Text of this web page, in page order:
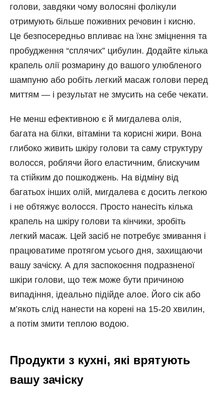
голови, завдяки чому волосяні фолікули
отримують більше поживних речовин і кисню.
Це безпосередньо впливає на їхнє зміцнення та
пробудження “сплячих” цибулин. Додайте кілька
крапель олії розмарину до вашого улюбленого
шампуню або робіть легкий масаж голови перед
миттям — і результат не змусить на себе чекати.
Не менш ефективною є й мигдалева олія,
багата на білки, вітаміни та корисні жири. Вона
глибоко живить шкіру голови та саму структуру
волосся, роблячи його еластичним, блискучим
та стійким до пошкоджень. На відміну від
багатьох інших олій, мигдалева є досить легкою
і не обтяжує волосся. Просто нанесіть кілька
крапель на шкіру голови та кінчики, зробіть
легкий масаж. Цей засіб не потребує змивання і
працюватиме протягом усього дня, захищаючи
вашу зачіску. А для заспокоєння подразненої
шкіри голови, що теж може бути причиною
випадіння, ідеально підійде алое. Його сік або
м’якоть слід нанести на корені на 15-20 хвилин,
а потім змити теплою водою.
Продукти з кухні, які врятують
вашу зачіску